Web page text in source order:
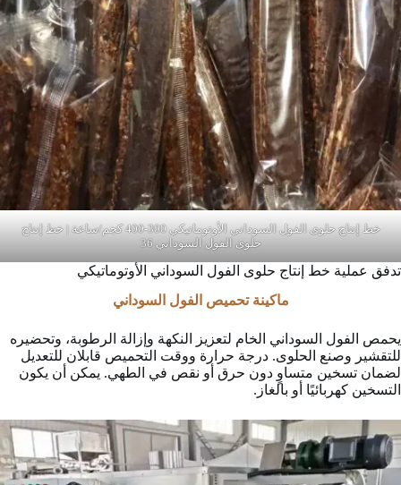
خط إنتاج حلوى الفول السوداني الأوتوماتيكي 300-400 كجم/ساعة | خط إنتاج
حلوى الفول السوداني 36
تدفق عملية خط إنتاج حلوى الفول السوداني الأوتوماتيكي
ماكينة تحميص الفول السوداني
يحمص الفول السوداني الخام لتعزيز النكهة وإزالة الرطوبة، وتحضيره
للتقشير وصنع الحلوى. درجة حرارة ووقت التحميص قابلان للتعديل
لضمان تسخين متساوٍ دون حرق أو نقص في الطهي. يمكن أن يكون
التسخين كهربائيًا أو بالغاز.